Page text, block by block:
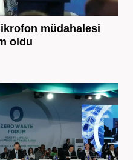
müdahalesi
oldu